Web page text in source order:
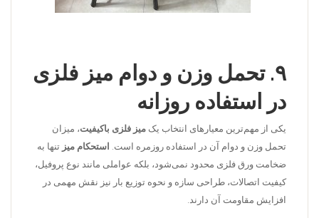
۹. تحمل وزن و دوام میز فلزی
در استفاده روزانه
یکی از مهم‌ترین معیارهای انتخاب یک میز فلزی باکیفیت، میزان
تحمل وزن و دوام آن در استفاده روزمره است.
استحکام میز تنها به
ضخامت ورق فلزی محدود نمی‌شود، بلکه عواملی مانند نوع پروفیل،
کیفیت اتصالات، طراحی سازه و نحوه توزیع بار نیز نقش مهمی در
افزایش مقاومت آن دارند.